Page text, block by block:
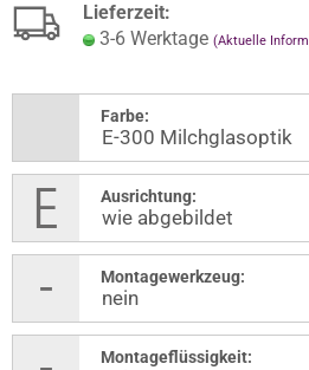
Lieferzeit:
3-6 Werktage (Aktuelle
Farbe:
Ausrichtung:
Montagewerkzeug:
Montageflüssigkeit: